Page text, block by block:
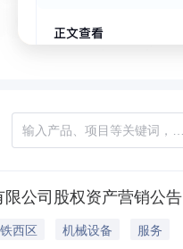
公司股权资产营销公告
西区 机械设备
服务